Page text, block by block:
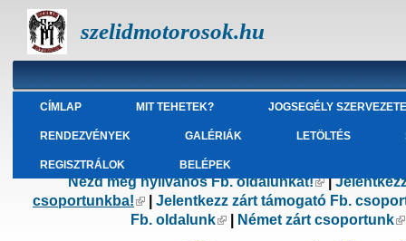
szelidmotorosok.hu
CÍMLAP MIT TEHETEK? JOGSEGÉLY
RENDEZVÉNYEK GALÉRIÁK LETÖLTÉS
REGISZTRÁLOK BELÉPEK
Nézd meg nyilvános Fb. oldalunkat!(külső
|
csoportunkba!(külső hivatkozás)
Jelentkezz zárt támogató Fb.
Fb. oldalunk(külső hivatkozás)
Német zárt csoportunk